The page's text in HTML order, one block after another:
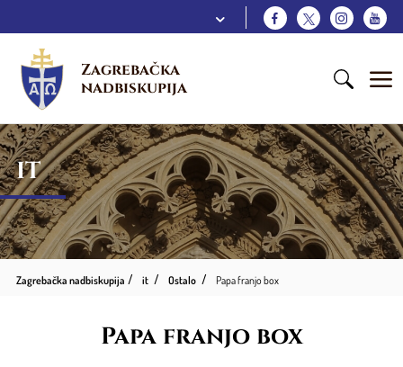
Zagrebačka
nadbiskupija
IT
Zagrebačka nadbiskupija it Ostalo Papa franjo box
Papa franjo box